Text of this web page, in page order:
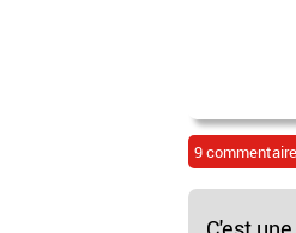
9